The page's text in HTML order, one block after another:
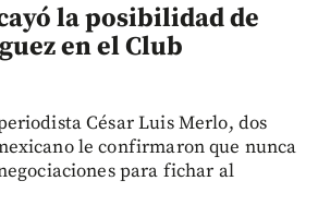
la posibilidad de
en el Club
César Luis Merlo, dos
le confirmaron que nunca
para fichar al